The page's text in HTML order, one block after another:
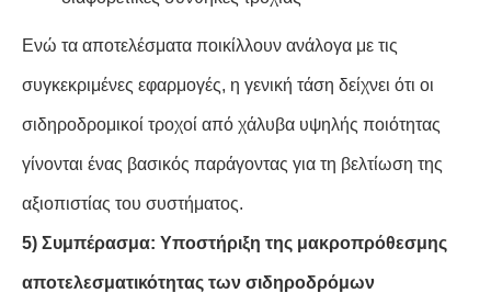
Ενώ τα αποτελέσματα ποικίλλουν ανάλογα με τις
συγκεκριμένες εφαρμογές, η γενική τάση δείχνει ότι οι
σιδηροδρομικοί τροχοί από χάλυβα υψηλής ποιότητας
γίνονται ένας βασικός παράγοντας για τη βελτίωση της
αξιοπιστίας του συστήματος.
5) Συμπέρασμα: Υποστήριξη της μακροπρόθεσμης
αποτελεσματικότητας των σιδηροδρόμων